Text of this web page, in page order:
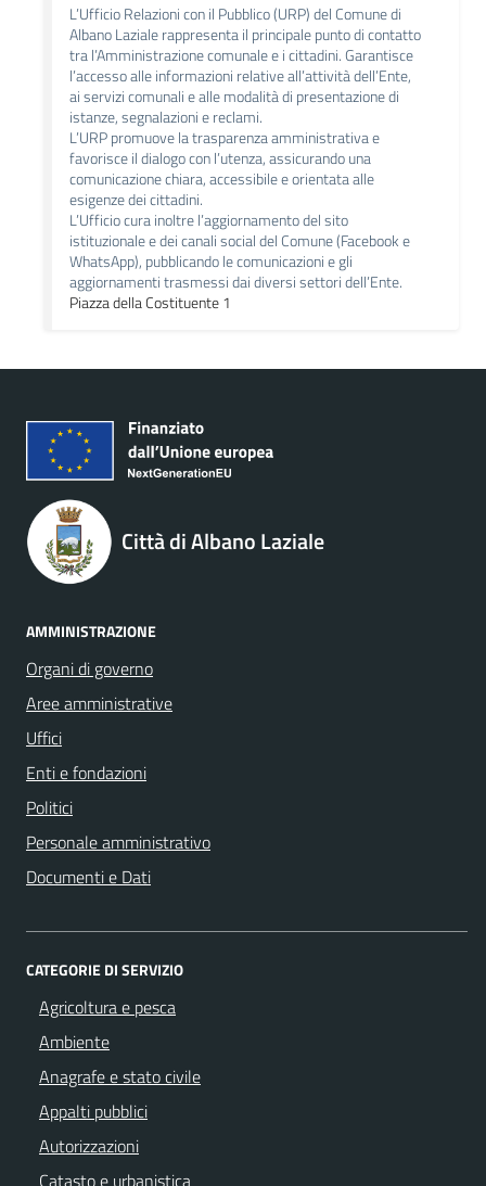
L’Ufficio Relazioni con il Pubblico (URP) del Comune di
Albano Laziale rappresenta il principale punto di contatto
tra l’Amministrazione comunale e i cittadini. Garantisce
l’accesso alle informazioni relative all’attività dell’Ente,
ai servizi comunali e alle modalità di presentazione di
istanze, segnalazioni e reclami.
L’URP promuove la trasparenza amministrativa e
favorisce il dialogo con l’utenza, assicurando una
comunicazione chiara, accessibile e orientata alle
esigenze dei cittadini.
L’Ufficio cura inoltre l’aggiornamento del sito
istituzionale e dei canali social del Comune (Facebook e
WhatsApp), pubblicando le comunicazioni e gli
aggiornamenti trasmessi dai diversi settori dell’Ente.
Piazza della Costituente 1
Città di Albano Laziale
AMMINISTRAZIONE
Organi di governo
Aree amministrative
Uffici
Enti e fondazioni
Politici
Personale amministrativo
Documenti e Dati
CATEGORIE DI SERVIZIO
Agricoltura e pesca
Ambiente
Anagrafe e stato civile
Appalti pubblici
Autorizzazioni
Catasto e urbanistica